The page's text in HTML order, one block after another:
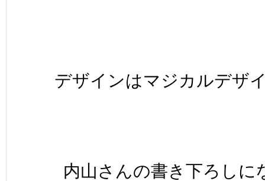
デザインはマジカルデザ
内山さんの書き下ろしに